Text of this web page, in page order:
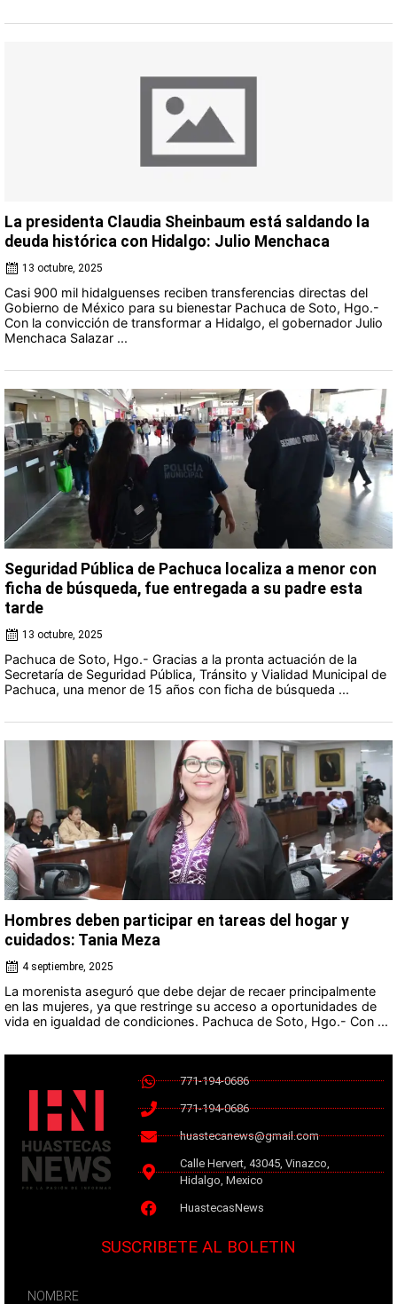
La presidenta Claudia Sheinbaum está saldando la
deuda histórica con Hidalgo: Julio Menchaca
13 octubre, 2025
Casi 900 mil hidalguenses reciben transferencias directas del
Gobierno de México para su bienestar Pachuca de Soto, Hgo.-
Con la convicción de transformar a Hidalgo, el gobernador Julio
Menchaca Salazar ...
Seguridad Pública de Pachuca localiza a menor con
ficha de búsqueda, fue entregada a su padre esta
tarde
13 octubre, 2025
Pachuca de Soto, Hgo.- Gracias a la pronta actuación de la
Secretaría de Seguridad Pública, Tránsito y Vialidad Municipal de
Pachuca, una menor de 15 años con ficha de búsqueda ...
Hombres deben participar en tareas del hogar y
cuidados: Tania Meza
4 septiembre, 2025
La morenista aseguró que debe dejar de recaer principalmente
en las mujeres, ya que restringe su acceso a oportunidades de
vida en igualdad de condiciones. Pachuca de Soto, Hgo.- Con ...
771-194-0686
771-194-0686
huastecanews@gmail.com
Calle Hervert, 43045, Vinazco,
Hidalgo, Mexico
HuastecasNews
SUSCRIBETE AL BOLETIN